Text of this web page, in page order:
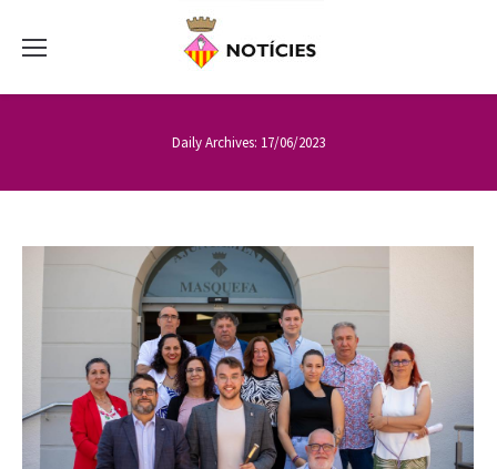
Daily Archives: 17/06/2023